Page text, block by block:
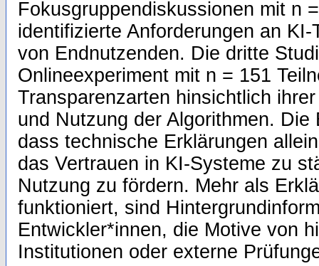
Fokusgruppendiskussionen mit n
identifizierte Anforderungen an
von Endnutzenden. Die dritte
Onlineexperiment mit n = 151
Transparenzarten hinsichtlich
und Nutzung der Algorithmen. Die
dass technische Erklärungen
das Vertrauen in KI-Systeme zu
Nutzung zu fördern. Mehr als
funktioniert, sind
Entwickler*innen, die Motive von
Institutionen oder externe